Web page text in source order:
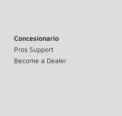
Concesionario
Pros Support
Become a Dealer